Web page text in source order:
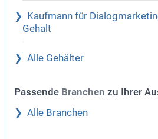
Kaufmann für
Gehalt
Alle Gehälter
Passende Branchen zu Ihrer
Alle Branchen